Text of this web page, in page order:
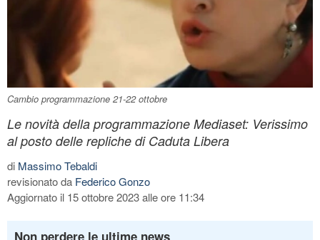
Cambio programmazione 21-22 ottobre
Le novità della programmazione Mediaset: Verissimo
al posto delle repliche di Caduta Libera
di Massimo Tebaldi
revisionato da Federico Gonzo
Aggiornato il 15 ottobre 2023 alle ore 11:34
Non perdere le ultime news